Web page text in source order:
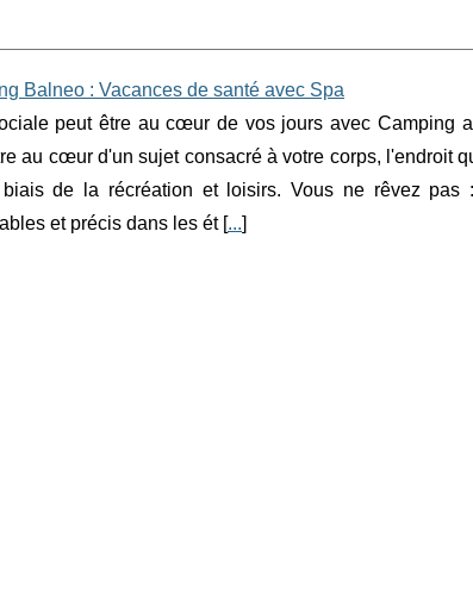
Balneo : Vacances de santé avec Spa
peut être au cœur de vos jours avec Camping
au cœur d'un sujet consacré à votre corps, l'endroit
de la récréation et loisirs. Vous ne rêvez pas
et précis dans les ét [...]